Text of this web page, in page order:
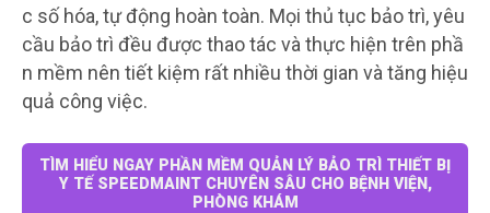
c số hóa, tự động hoàn toàn. Mọi thủ tục bảo trì, yêu
cầu bảo trì đều được thao tác và thực hiện trên phầ
n mềm nên tiết kiệm rất nhiều thời gian và tăng hiệu
quả công việc.
TÌM HIỂU NGAY PHẦN MỀM QUẢN LÝ BẢO TRÌ THIẾT BỊ
Y TẾ SPEEDMAINT CHUYÊN SÂU CHO BỆNH VIỆN,
PHÒNG KHÁM